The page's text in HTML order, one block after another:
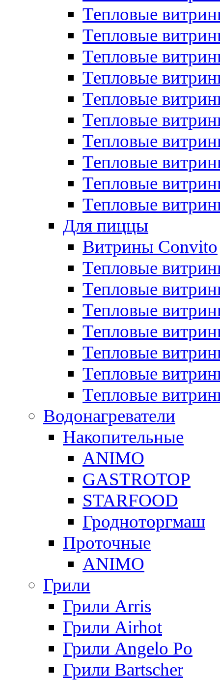
Тепловые
Тепловые
Тепловые
Тепловые
Тепловые
Тепловые
Тепловые
Тепловые
Тепловые
Тепловые
Для пиццы
Витрины Convito
Тепловые
Тепловые
Тепловые
Тепловые
Тепловые
Тепловые
Тепловые
Водонагреватели
Накопительные
ANIMO
GASTROTOP
STARFOOD
Гродноторгмаш
Проточные
ANIMO
Грили
Грили Arris
Грили Airhot
Грили Angelo Po
Грили Bartscher